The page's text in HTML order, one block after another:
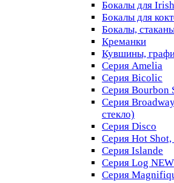
Бокалы для
Бокалы для
Бокалы,
Креманки
Кувшины,
Серия Amelia
Серия Bicolic
Серия Bourbon
Серия
стекло)
Серия Disco
Серия Hot
Серия Islande
Серия Log NEW
Серия